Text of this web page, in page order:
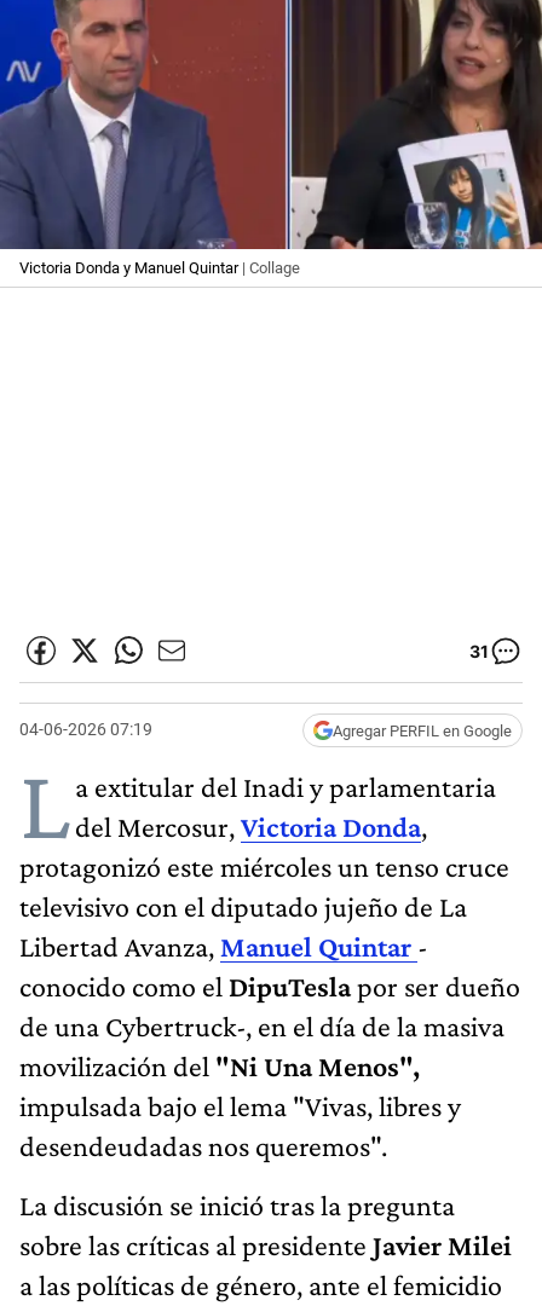
Victoria Donda y Manuel Quintar | Collage
31
04-06-2026 07:19 Agregar PERFIL en Google
La extitular del Inadi y parlamentaria
del Mercosur,Victoria Donda,
protagonizó este miércoles un tenso cruce
televisivo con el diputado jujeño de La
Libertad Avanza, Manuel Quintar -
conocido como el DipuTeslapor ser dueño
de una Cybertruck-, en el día de la masiva
movilización del "Ni Una Menos",
impulsada bajo el lema "Vivas, libres y
desendeudadas nos queremos".
La discusión se inició tras la pregunta
sobre las críticas al presidente Javier Milei
a las políticas de género, ante el femicidio